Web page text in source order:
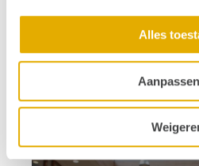
Alles
Aanpassen